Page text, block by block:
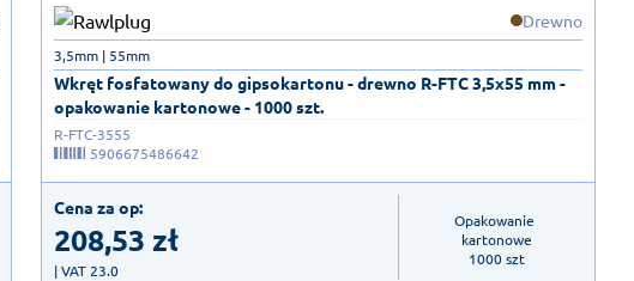
Drewno
Wkręt fosfatowany do gipsokartonu - drewno R-FTC 3,5x55 mm -
opakowanie kartonowe - 1000 szt.
3,5mm | 55mm
R-FTC-3555
5906675486642
Cena za op:
208,53 zł
| VAT 23.0
Opakowanie
kartonowe
1000 szt